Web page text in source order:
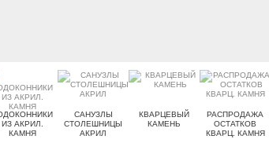
ИЗ АКРИЛ.
КАМНЯ
САНУЗЛЫ
СТОЛЕШНИЦЫ
АКРИЛ
КВАРЦЕВЫЙ
КАМЕНЬ
РАСПРОДАЖА
ОСТАТКОВ
КВАРЦ. КАМНЯ